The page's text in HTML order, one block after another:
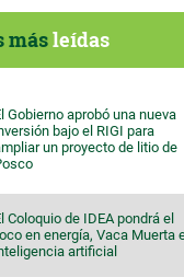
másleídas
Gobierno aprobó una nueva
bajo el RIGI para
un proyecto de litio de
Coloquio de IDEA pondrá el
en energía, Vaca Muerta
artificial